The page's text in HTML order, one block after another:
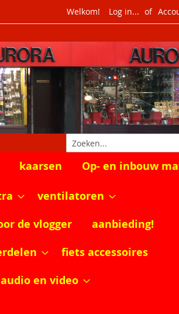
Welkom! Log in...
Zoek
kaarsen Op- en inbouw
ventilatoren
de vlogger
aanbieding!
fiets accessoires
audio en video